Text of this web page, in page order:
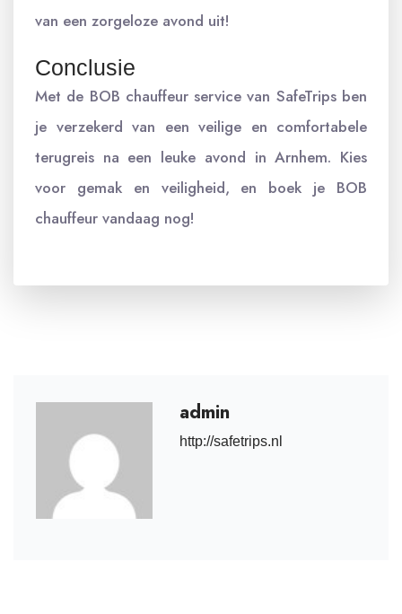
van een zorgeloze avond uit!
Conclusie
Met de BOB chauffeur service van SafeTrips ben
je verzekerd van een veilige en comfortabele
terugreis na een leuke avond in Arnhem. Kies
voor gemak en veiligheid, en boek je BOB
chauffeur vandaag nog!
admin
http://safetrips.nl